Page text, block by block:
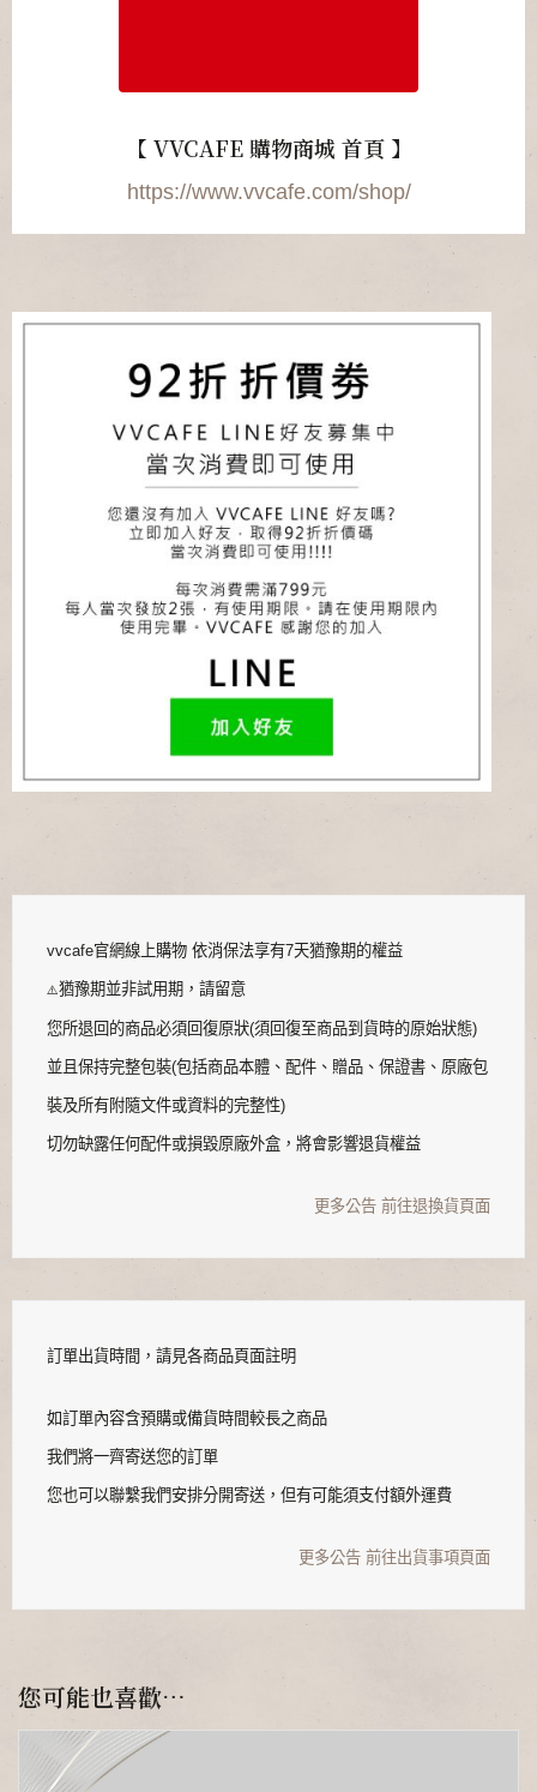
【 VVCAFE 購物商城 首頁 】
https://www.vvcafe.com/shop/
vvcafe官網線上購物 依消保法享有7天猶豫期的權益
⚠️猶豫期並非試用期，請留意
您所退回的商品必須回復原狀(須回復至商品到貨時的原始狀態)
並且保持完整包裝(包括商品本體、配件、贈品、保證書、原廠包
裝及所有附隨文件或資料的完整性)
切勿缺露任何配件或損毀原廠外盒，將會影響退貨權益
更多公告 前往退換貨頁面
訂單出貨時間，請見各商品頁面註明
如訂單內容含預購或備貨時間較長之商品
我們將一齊寄送您的訂單
您也可以聯繫我們安排分開寄送，但有可能須支付額外運費
更多公告 前往出貨事項頁面
您可能也喜歡…